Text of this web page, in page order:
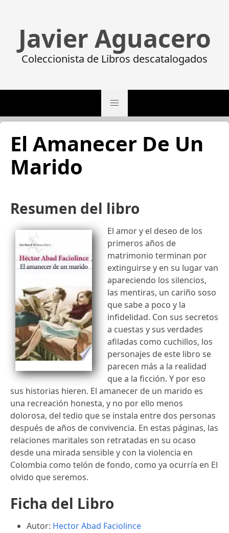
Javier Aguacero
Coleccionista de Libros descatalogados
El Amanecer De Un
Marido
Resumen del libro
El amor y el deseo de los
primeros años de
matrimonio terminan por
extinguirse y en su lugar van
apareciendo los silencios,
las mentiras, un cariño soso
que sabe a poco y la
infidelidad. Con sus secretos
a cuestas y sus verdades
afiladas como cuchillos, los
personajes de este libro se
parecen más a la realidad
que a la ficción. Y por eso
sus historias hieren. El amanecer de un marido es
una recreación honesta, y no por ello menos
dolorosa, del tedio que se instala entre dos personas
después de años de convivencia. En estas páginas, las
relaciones maritales son retratadas en su ocaso
desde una mirada sensible y con la violencia en
Colombia como telón de fondo, como ya ocurría en El
olvido que seremos.
Ficha del Libro
Autor: Hector Abad Faciolince